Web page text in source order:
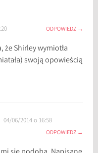
ODPOWIEDZ
że Shirley wymiotła
swoją opowieścią
04/06/2014 o 16:58
ODPOWIEDZ